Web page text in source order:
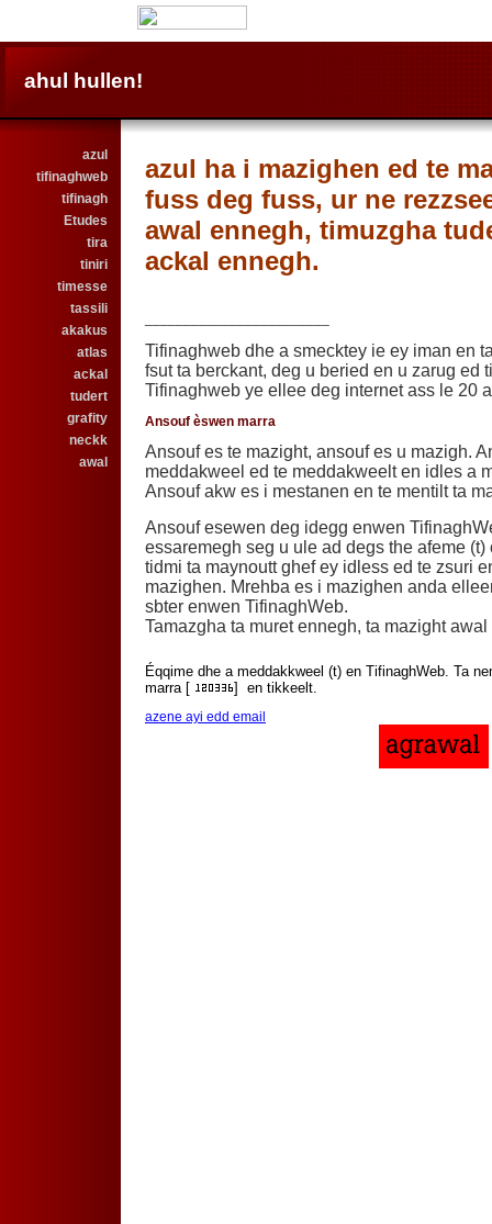
ahul hullen!
azul
tifinaghweb
tifinagh
Etudes
tira
tiniri
timesse
tassili
akakus
atlas
ackal
tudert
grafity
neckk
awal
azul ha i mazighen ed te
fuss deg fuss, ur ne
awal ennegh, timuzgha
ackal ennegh.
Tifinaghweb dhe a smecktey ie ey iman en
fsut ta berckant, deg u beried en u zarug ed
Tifinaghweb ye ellee deg internet ass le 20
Ansouf èswen marra
Ansouf es te mazight, ansouf es u mazigh.
meddakweel ed te meddakweelt en idles a
Ansouf akw es i mestanen en te mentilt ta
Ansouf esewen deg idegg enwen
essaremegh seg u ule ad degs the afeme (t)
tidmi ta maynoutt ghef ey idless ed te zsuri
mazighen. Mrehba es i mazighen anda
sbter enwen TifinaghWeb.
Tamazgha ta muret ennegh, ta mazight
Éqqime dhe a meddakkweel (t) en TifinaghWeb. Ta
marra [
] en tikkeelt.
azene ayi edd email